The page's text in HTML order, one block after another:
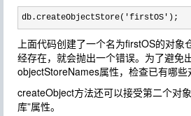
db.createObjectStore('firstOS');
上面代码创建了一个名为firstOS的对
经存在，就会抛出一个错误。为了避免
objectStoreNames属性，检查已有哪些
createObject方法还可以接受第二个对
库”属性。